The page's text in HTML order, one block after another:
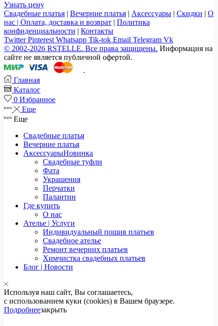
Узнать цену
Свадебные платья
Вечерние платья Аксессуары Скидки
О
нас | Оплата, доставка и возврат
Политика
конфиденциальности
Контакты
Twitter Pinterest Whatsapp Tik-tok Email Telegram Vk
© 2002-2026 RSTELLE. Все права защищены. Информация на
сайте не является публичной офертой.
.
Главная
Каталог
0 Избранное
Еще
Еще
Свадебные платья
Вечерние платья
АксессуарыНовинка
Свадебные туфли
Фата
Украшения
Перчатки
Палантин
Где купить
О нас
Ателье | Услуги
Индивидуальный пошив платьев
Свадебное ателье
Ремонт вечерних платьев
Химчистка свадебных платьев
Блог | Новости
Используя наш сайт, Вы соглашаетесь,
с использованием куки (cookies) в Вашем браузере.
Подробнеезакрыть